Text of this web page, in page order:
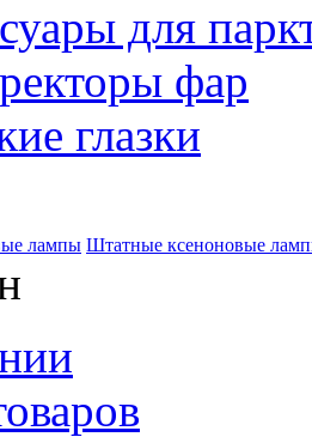
для
фар
глазки
лампы Штатные ксеноновые